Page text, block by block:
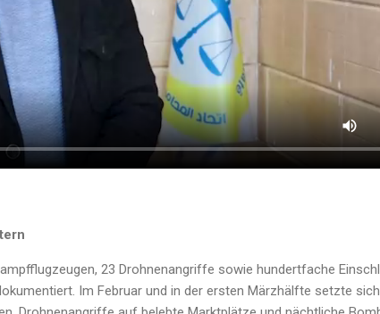
23 Drohnenangriffe sowie hundertfache
Im Februar und in der ersten Märzhälfte setzte